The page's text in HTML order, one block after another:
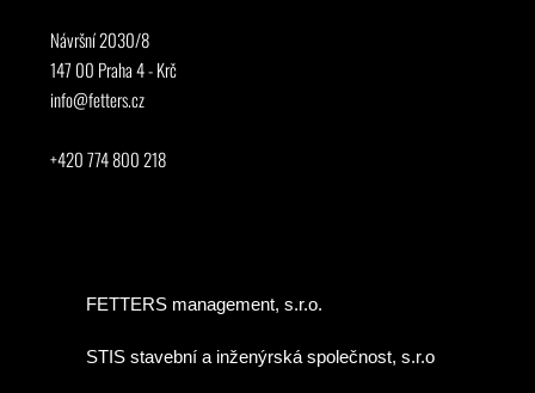
Návršní 2030/8
147 00 Praha 4 - Krč
info@fetters.cz
+420 774 800 218
FETTERS management, s.r.o.
STIS stavební a inženýrská společnost, s.r.o